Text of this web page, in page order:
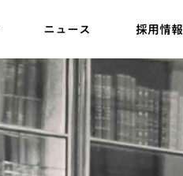
ニュース 採用情報